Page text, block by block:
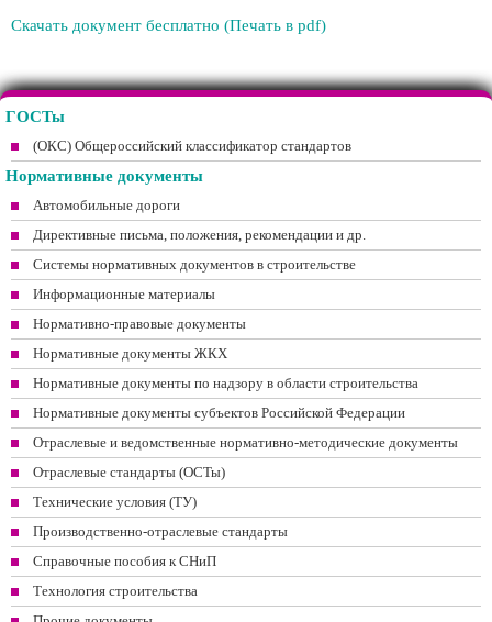
Скачать документ бесплатно (Печать в pdf)
ГОСТы
(ОКС) Общероссийский классификатор стандартов
Нормативные документы
Автомобильные дороги
Директивные письма, положения, рекомендации и др.
Системы нормативных документов в строительстве
Информационные материалы
Нормативно-правовые документы
Нормативные документы ЖКХ
Нормативные документы по надзору в области строительства
Нормативные документы субъектов Российской Федерации
Отраслевые и ведомственные нормативно-методические документы
Отраслевые стандарты (ОСТы)
Технические условия (ТУ)
Производственно-отраслевые стандарты
Справочные пособия к СНиП
Технология строительства